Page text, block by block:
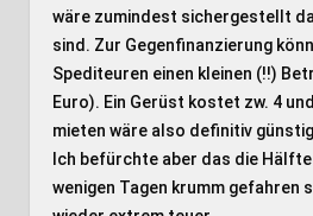
wäre zumindest sichergestellt
sind. Zur Gegenfinanzierung
Spediteuren einen kleinen (!!)
Euro). Ein Gerüst kostet zw. 4
mieten wäre also definitiv
Ich befürchte aber das die
wenigen Tagen krumm gefahren